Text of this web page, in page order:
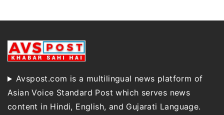
Avspost.com is a multilingual news platform of
Asian Voice Standard Post which serves news
content in Hindi, English, and Gujarati Language.